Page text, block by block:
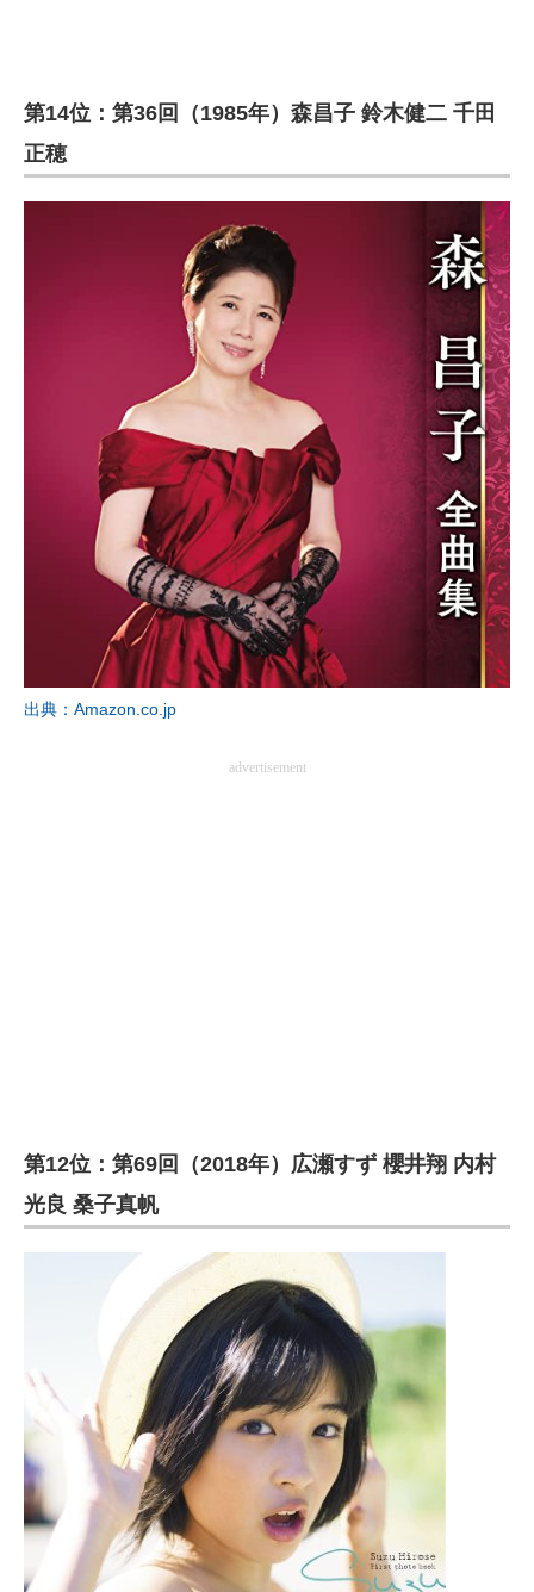
第14位：第36回（1985年）森昌子 鈴木健二 千田
正穂
出典：Amazon.co.jp
advertisement
第12位：第69回（2018年）広瀬すず 櫻井翔 内村
光良 桑子真帆